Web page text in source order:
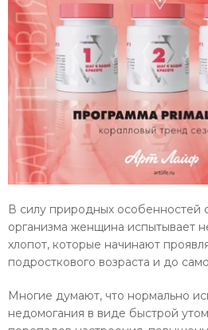
В силу природных особенностей
организма женщина испытывает
хлопот, которые начинают
подросткового возраста и до
Многие думают, что нормально
недомогания в виде быстрой